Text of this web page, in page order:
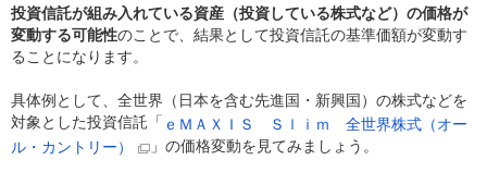
投資信託が組み入れている資産（投資している株式など）の価格が
変動する可能性のことで、結果として投資信託の基準価額が変動す
ることになります。
具体例として、全世界（日本を含む先進国・新興国）の株式などを
対象とした投資信託「 ｅＭＡＸＩＳ Ｓｌｉｍ 全世界株式（オー
ル・カントリー）
」の価格変動を見てみましょう。